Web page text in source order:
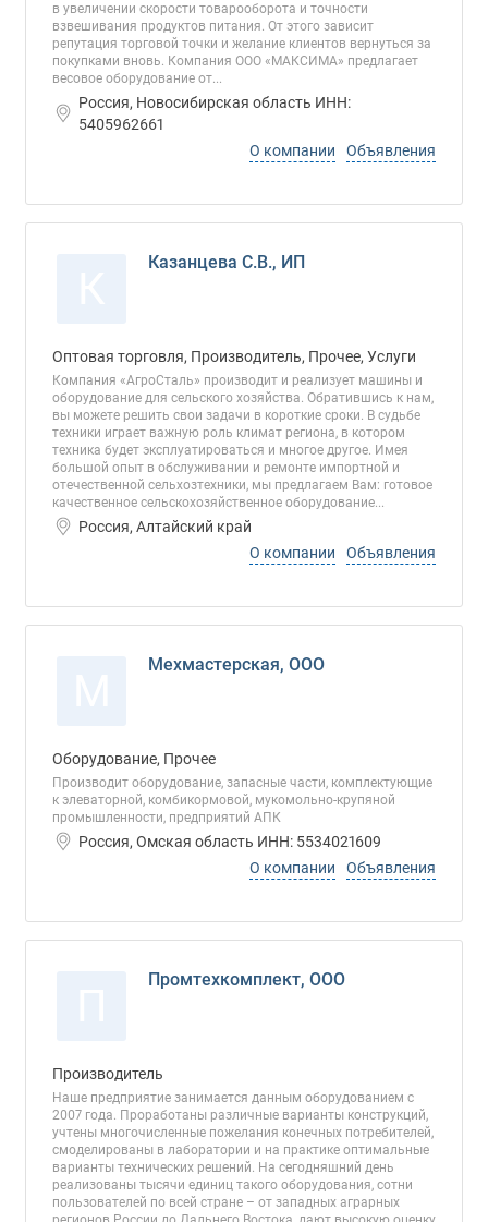
в увеличении скорости товарооборота и точности
взвешивания продуктов питания. От этого зависит
репутация торговой точки и желание клиентов вернуться за
покупками вновь. Компания ООО «МАКСИМА» предлагает
весовое оборудование от...
Россия, Новосибирская область ИНН:
5405962661
О компании
Объявления
Казанцева С.В., ИП
Оптовая торговля, Производитель, Прочее, Услуги
Компания «АгроСталь» производит и реализует машины и
оборудование для сельского хозяйства. Обратившись к нам,
вы можете решить свои задачи в короткие сроки. В судьбе
техники играет важную роль климат региона, в котором
техника будет эксплуатироваться и многое другое. Имея
большой опыт в обслуживании и ремонте импортной и
отечественной сельхозтехники, мы предлагаем Вам: готовое
качественное сельскохозяйственное оборудование...
Россия, Алтайский край
О компании
Объявления
Мехмастерская, ООО
Оборудование, Прочее
Производит оборудование, запасные части, комплектующие
к элеваторной, комбикормовой, мукомольно-крупяной
промышленности, предприятий АПК
Россия, Омская область ИНН: 5534021609
О компании
Объявления
Промтехкомплект, ООО
Производитель
Наше предприятие занимается данным оборудованием с
2007 года. Проработаны различные варианты конструкций,
учтены многочисленные пожелания конечных потребителей,
смоделированы в лаборатории и на практике оптимальные
варианты технических решений. На сегодняшний день
реализованы тысячи единиц такого оборудования, сотни
пользователей по всей стране – от западных аграрных